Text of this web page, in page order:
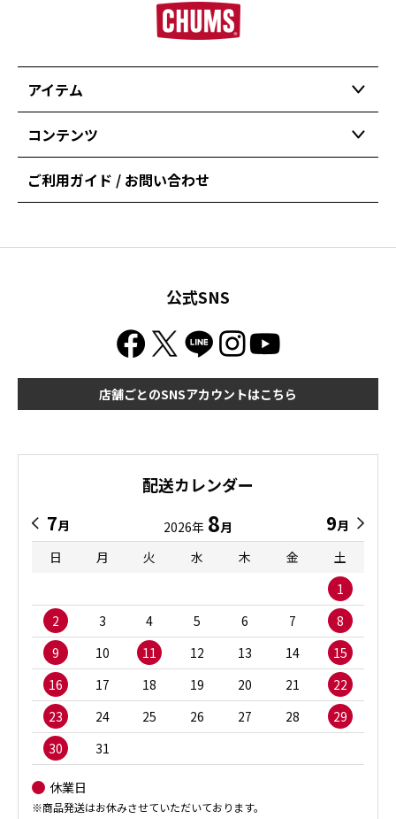
アイテム
コンテンツ
ご利用ガイド / お問い合わせ
公式SNS
店舗ごとのSNSアカウントはこちら
配送カレンダー
7月 2026年 8月 9月
日
月 火 水 木 金
土
1
2
3 4 5 6 7
8
9
10 11 12 13 14
15
16
17 18 19 20 21
22
23
24 25 26 27 28
29
30
31
休業日
※商品発送はお休みさせていただいております。